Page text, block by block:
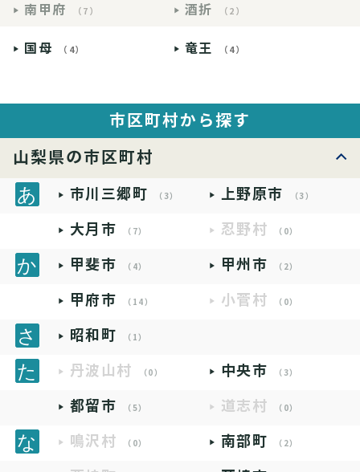
南甲府 （7） 酒折 （2）
国母 （4） 竜王 （4）
市区町村から探す
山梨県の市区町村
市川三郷町 （3） 上野原市 （3）
大月市 （7） 忍野村 （0）
甲斐市 （4） 甲州市 （2）
甲府市 （14） 小菅村 （0）
昭和町 （1）
丹波山村 （0） 中央市 （3）
都留市 （5） 道志村 （0）
鳴沢村 （0） 南部町 （2）